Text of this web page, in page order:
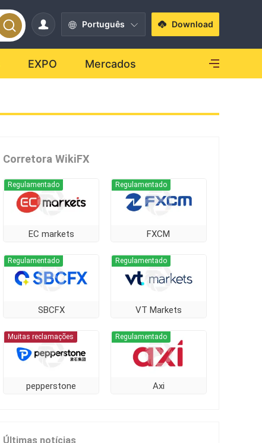
Português Download
EXPO Mercados
Corretora WikiFX
EC markets
Regulamentado
FXCM
Regulamentado
SBCFX
Regulamentado
VT Markets
Regulamentado
pepperstone
Muitas reclamações
Axi
Regulamentado
Últimas notícias